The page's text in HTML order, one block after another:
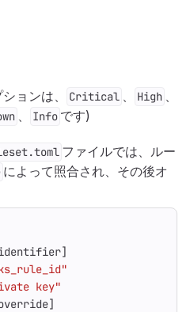
ョンは、 Critical 、 High 、
、 Info です)
ファイルでは、ルー
によって照合され、その後オ
]
key"
]